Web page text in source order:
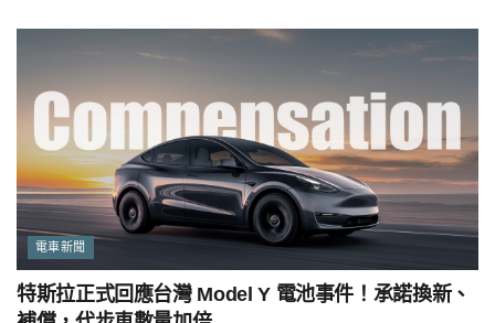
電車新聞
特斯拉正式回應台灣 Model Y 電池事件！承諾換新、